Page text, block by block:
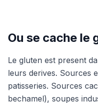
Ou se cache le
Le gluten est present
leurs derives. Sources
patisseries. Sources
bechamel), soupes